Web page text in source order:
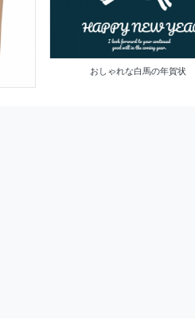
おしゃれな白馬の年賀状